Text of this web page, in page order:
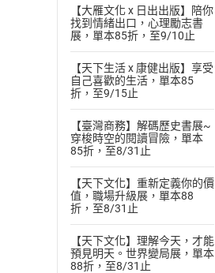
【大雁文化 x 日出出版】陪你
找到情緒出口，心理勵志書
展，單本85折，至9/10止
【天下生活 x 康健出版】享受
自己喜歡的生活，單本85
折，至9/15止
【臺灣商務】解碼歷史書展~
穿梭時空的閱讀冒險，單本
85折，至8/31止
【天下文化】重新定義你的價
值，職場升級展，單本88
折，至8/31止
【天下文化】理解今天，才能
預見明天。世界變局展，單本
88折，至8/31止